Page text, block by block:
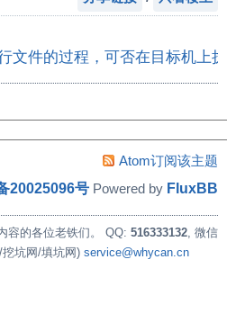
文件的过程，可否在目标机上
Atom订阅该主题
20025096号 Powered by FluxBB
的各位老铁们。 QQ: 516333132, 微信
坑网/填坑网) service@whycan.cn